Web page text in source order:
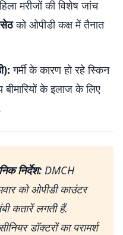
मरीजों की विशेष जांच
को ओपीडी कक्ष में तैनात
गर्मी के कारण हो रहे स्किन
के इलाज के लिए
निर्देश: DMCH
को ओपीडी काउंटर
कतारें लगती हैं.
डॉक्टरों का परामर्श